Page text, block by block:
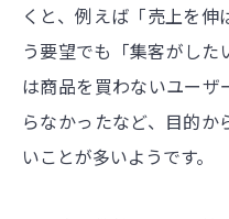
くと、例えば「売上を
う要望でも「集客がし
は商品を買わないユーザ
らなかったなど、目的
いことが多いようです。